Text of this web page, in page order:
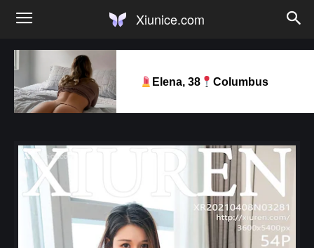
Xiunice.com
Elena, 38 Columbus